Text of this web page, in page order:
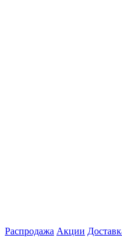
Распродажа Акции